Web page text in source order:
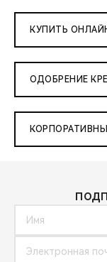
КУПИТЬ
ОДОБРЕНИЕ